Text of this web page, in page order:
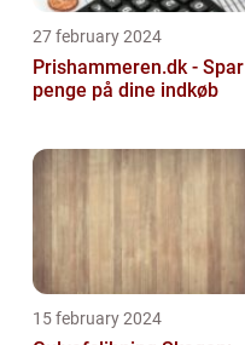
27 february 2024
Prishammeren.dk - Spar
penge på dine indkøb
15 february 2024